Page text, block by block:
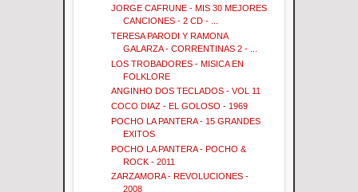
JORGE CAFRUNE - MIS 30 MEJORES
CANCIONES - 2 CD - ...
TERESA PARODI Y RAMONA
GALARZA - CORRENTINAS 2 - ...
LOS TROBADORES - MISICA EN
FOLKLORE
ANGINHO DOS TECLADOS - VOL 11
COCO DIAZ - EL GOLOSO - 1969
POCHO LA PANTERA - 15 GRANDES
EXITOS
POCHO LA PANTERA - POCHO &
ROCK - 2011
ZARZAMORA - REVOLUCIONES -
2008